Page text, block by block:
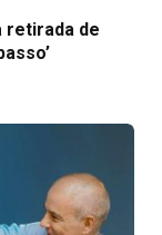
retirada de